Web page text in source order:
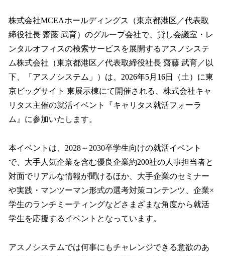
！
数
を
読
み
込
み
中
で
株式会社MCEAホールディングス（東京都港区／代表取
締役社長 齋藤 武育）のグループ会社で、貸し会議室・レ
ンタルオフィスの検索サービスを展開するアスノシステ
ム株式会社（東京都港区／代表取締役社長 齋藤 武育／以
下、「アスノシステム」）は、2026年5月16日（土）に東
京ビッグサイト 東展示棟にて開催される、株式会社キャ
リタス主催の就活イベント『キャリタス就活フォーラ
ム』に参加いたします。
本イベントは、2028～2030卒学生向けの就活イベント
で、大手人気企業を含む優良企業約200社の人事担当者と
対面でリアルな情報が聞けるほか、大手企業のセミナー
や実践・マンツーマン形式の選考対策コンテンツ、企業×
学生のランチミーティングなどさまざまな角度から就活
学生を応援するイベントとなっています。
アスノシステムでは何事にもチャレンジできる意欲のあ